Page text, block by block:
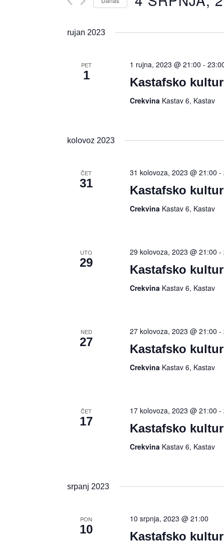
rujan 2023
PET
1
1 rujna, 2023 @ 21:00 -
Kastafsko
Crekvina Kastav 6, Kastav
kolovoz 2023
ČET
31
31 kolovoza, 2023 @ 21:00 -
Kastafsko
Crekvina Kastav 6, Kastav
UTO
29
29 kolovoza, 2023 @ 21:00 -
Kastafsko
Crekvina Kastav 6, Kastav
NED
27
27 kolovoza, 2023 @ 21:00 -
Kastafsko
Crekvina Kastav 6, Kastav
ČET
17
17 kolovoza, 2023 @ 21:00 -
Kastafsko
Crekvina Kastav 6, Kastav
srpanj 2023
PON
10
10 srpnja, 2023 @ 21:00
Kastafsko